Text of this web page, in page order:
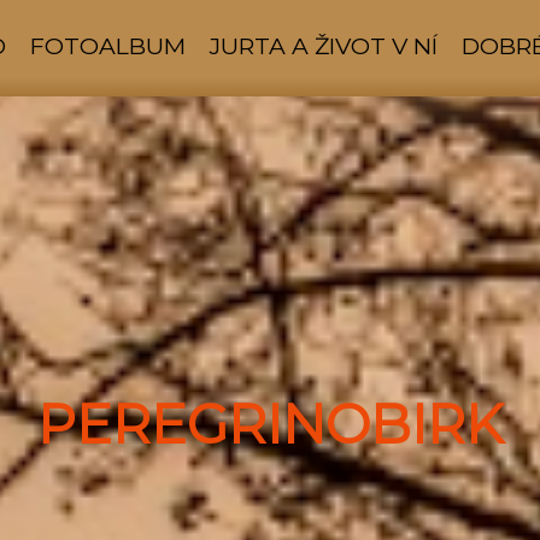
FOTOALBUM JURTA A ŽIVOT V NÍ
PEREGRINOBIRK